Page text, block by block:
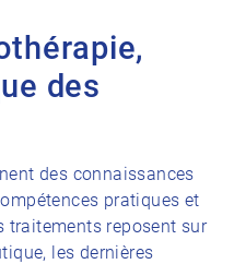
des
des connaissances
pratiques et
traitements reposent sur
les dernières